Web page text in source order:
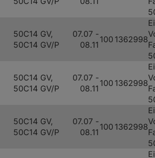
50C14 GV,
50C14 GV/P
07.07 -
08.11
100 1362998
50C14 GV,
50C14 GV/P
07.07 -
08.11
100 1362998
50C14 GV,
50C14 GV/P
07.07 -
08.11
100 1362998